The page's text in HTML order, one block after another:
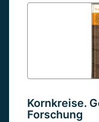
Kornkreise.
Forschung